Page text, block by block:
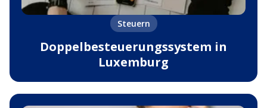
Steuern
Doppelbesteuerungssystem in
Luxemburg